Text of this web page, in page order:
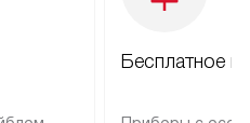
Бесплатное